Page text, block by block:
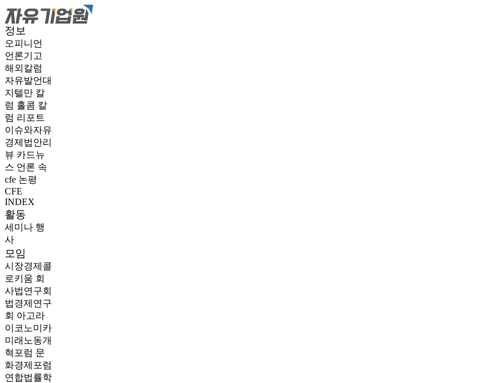
정보
오피니언
언론기고
해외칼럼
자유발언대
지텔만 칼
럼 홀콤 칼
럼 리포트
이슈와자유
경제법안리
뷰 카드뉴
스 언론 속
cfe 논평
CFE
INDEX
활동
세미나 행
사
모임
시장경제콜
로키움 회
사법연구회
법경제연구
회 아고라
이코노미카
미래노동개
혁포럼 문
화경제포럼
연합법률학